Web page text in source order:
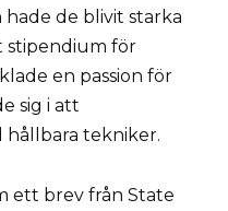
de blivit starka
stipendium för
en passion för
sig i att
tekniker.
ett brev från State